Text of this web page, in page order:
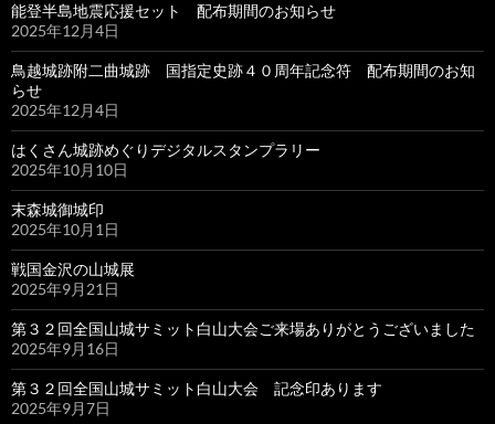
能登半島地震応援セット 配布期間のお知らせ
2025年12月4日
鳥越城跡附二曲城跡 国指定史跡４０周年記念符 配布期間のお知
らせ
2025年12月4日
はくさん城跡めぐりデジタルスタンプラリー
2025年10月10日
末森城御城印
2025年10月1日
戦国金沢の山城展
2025年9月21日
第３２回全国山城サミット白山大会ご来場ありがとうございました
2025年9月16日
第３２回全国山城サミット白山大会 記念印あります
2025年9月7日